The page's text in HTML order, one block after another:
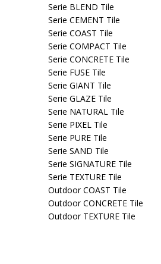
Serie BLEND Tile
Serie CEMENT Tile
Serie COAST Tile
Serie COMPACT Tile
Serie CONCRETE Tile
Serie FUSE Tile
Serie GIANT Tile
Serie GLAZE Tile
Serie NATURAL Tile
Serie PIXEL Tile
Serie PURE Tile
Serie SAND Tile
Serie SIGNATURE Tile
Serie TEXTURE Tile
Outdoor COAST Tile
Outdoor CONCRETE Tile
Outdoor TEXTURE Tile